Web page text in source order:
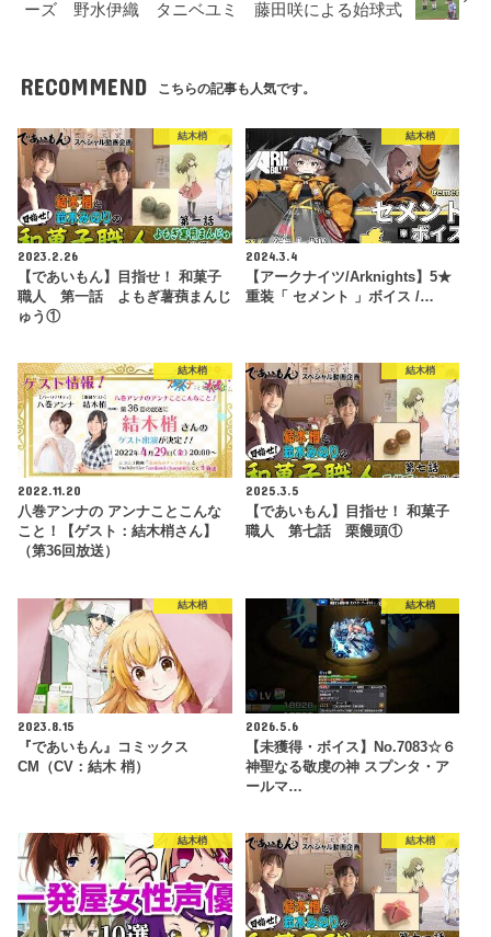
ーズ 野水伊織 タニベユミ 藤田咲による始球式
RECOMMEND こちらの記事も人気です。
結木梢
2023.2.26
【であいもん】目指せ！ 和菓子
職人 第一話 よもぎ薯蕷まんじ
ゅう①
結木梢
2024.3.4
【アークナイツ/Arknights】5★
重装「 セメント 」ボイス /…
結木梢
2022.11.20
八巻アンナの アンナことこんな
こと！【ゲスト：結木梢さん】
（第36回放送）
結木梢
2025.3.5
【であいもん】目指せ！ 和菓子
職人 第七話 栗饅頭①
結木梢
2023.8.15
『であいもん』コミックス
CM（CV：結木 梢）
結木梢
2026.5.6
【未獲得・ボイス】No.7083☆６
神聖なる敬虔の神 スプンタ・ア
ールマ…
結木梢 結木梢